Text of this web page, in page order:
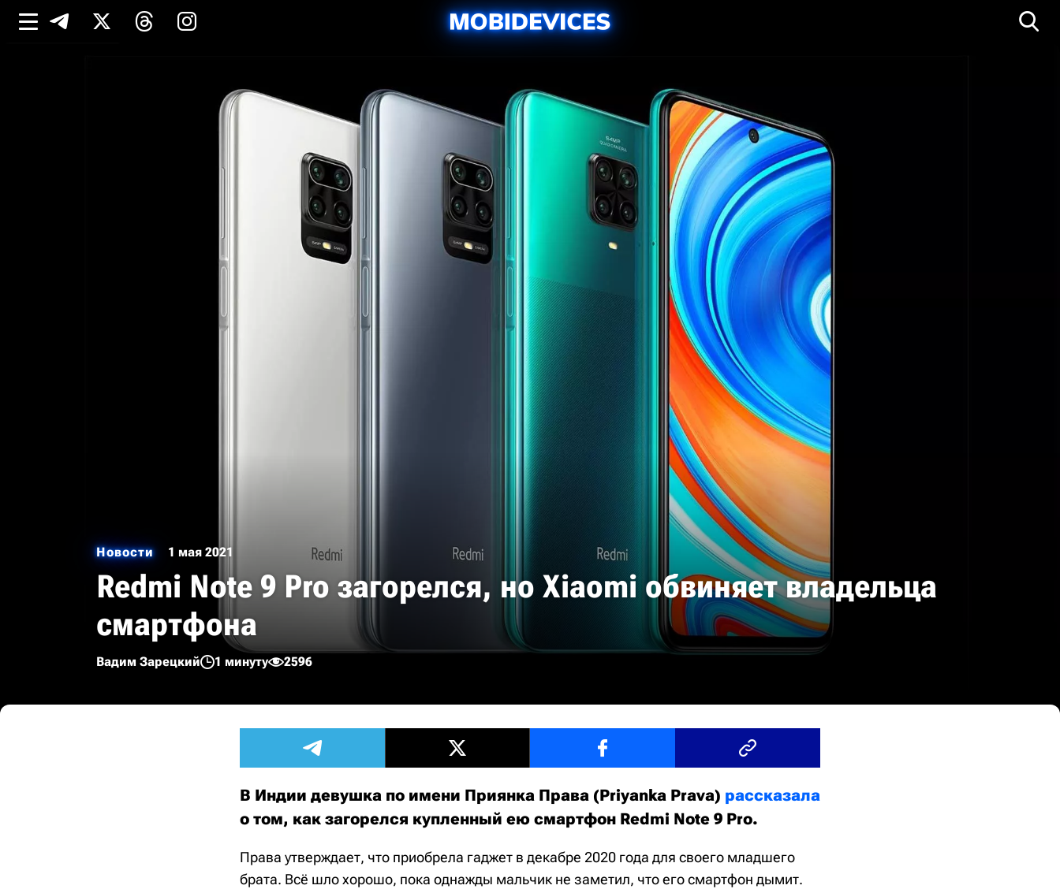
Новости 1 мая 2021
Redmi Note 9 Pro загорелся, но Xiaomi обвиняет владельца
смартфона
Вадим Зарецкий 1 минуту 2596
В Индии девушка по имени Приянка Права (Priyanka Prava) рассказала
о том, как загорелся купленный ею смартфон Redmi Note 9 Pro.
Права утверждает, что приобрела гаджет в декабре 2020 года для своего младшего
брата. Всё шло хорошо, пока однажды мальчик не заметил, что его смартфон дымит.